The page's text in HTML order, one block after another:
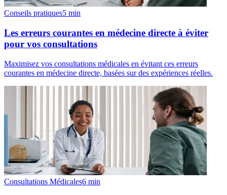
Conseils pratiques5 min
Les erreurs courantes en médecine directe à éviter
pour vos consultations
Maximisez vos consultations médicales en évitant ces erreurs
courantes en médecine directe, basées sur des expériences réelles.
Consultations Médicales6 min